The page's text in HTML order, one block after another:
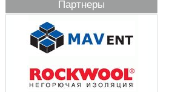
Партнеры